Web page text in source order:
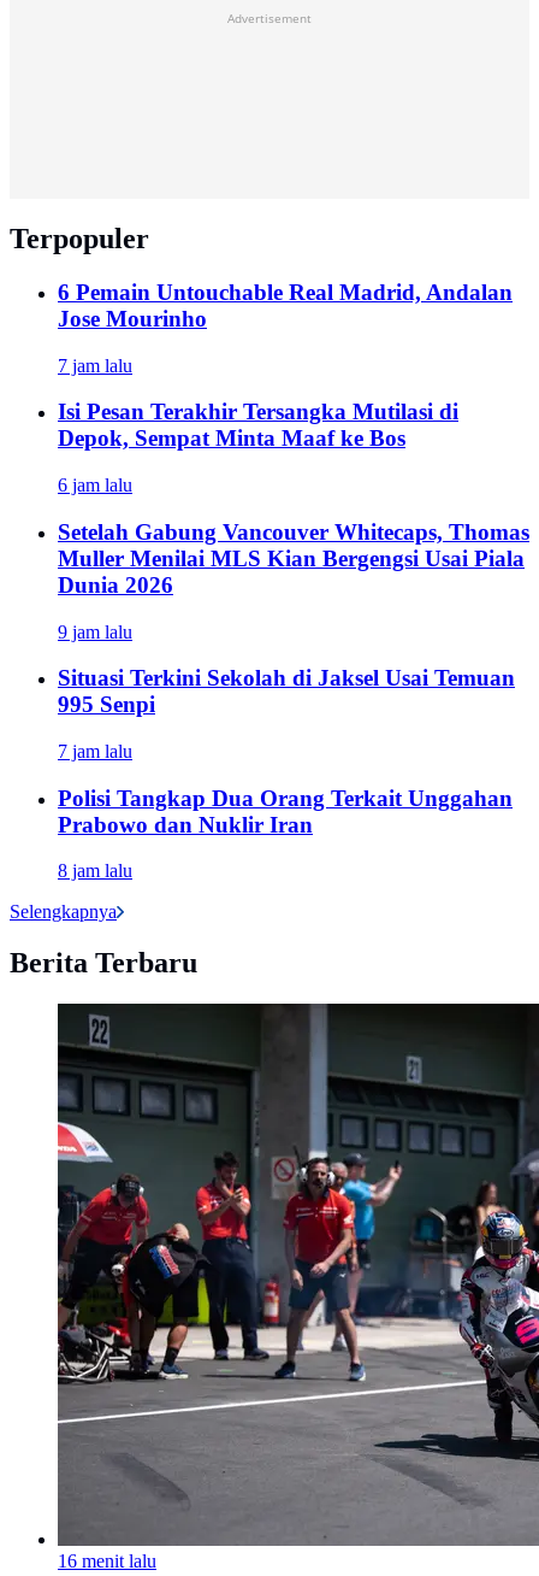
Advertisement
Terpopuler
6 Pemain Untouchable Real Madrid, Andalan
Jose Mourinho
7 jam lalu
Isi Pesan Terakhir Tersangka Mutilasi di
Depok, Sempat Minta Maaf ke Bos
6 jam lalu
Setelah Gabung Vancouver Whitecaps, Thomas
Muller Menilai MLS Kian Bergengsi Usai Piala
Dunia 2026
9 jam lalu
Situasi Terkini Sekolah di Jaksel Usai Temuan
995 Senpi
7 jam lalu
Polisi Tangkap Dua Orang Terkait Unggahan
Prabowo dan Nuklir Iran
8 jam lalu
Selengkapnya
Berita Terbaru
16 menit lalu